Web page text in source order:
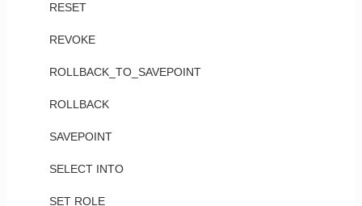
RESET
REVOKE
ROLLBACK_TO_SAVEPOINT
ROLLBACK
SAVEPOINT
SELECT INTO
SET ROLE